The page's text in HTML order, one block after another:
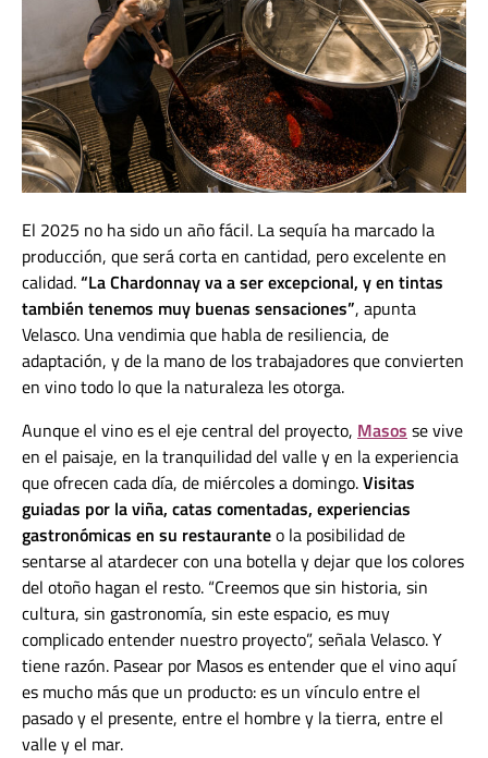
El 2025 no ha sido un año fácil. La sequía ha marcado la
producción, que será corta en cantidad, pero excelente en
calidad.“La Chardonnay va a ser excepcional, y en tintas
también tenemos muy buenas sensaciones”, apunta
Velasco. Una vendimia que habla de resiliencia, de
adaptación, y de la mano de los trabajadores que convierten
en vino todo lo que la naturaleza les otorga.
Aunque el vino es el eje central del proyecto, Masos se vive
en el paisaje, en la tranquilidad del valle y en la experiencia
que ofrecen cada día, de miércoles a domingo.Visitas
guiadas por la viña, catas comentadas, experiencias
gastronómicas en su restauranteo la posibilidad de
sentarse al atardecer con una botella y dejar que los colores
del otoño hagan el resto. “Creemos que sin historia, sin
cultura, sin gastronomía, sin este espacio, es muy
complicado entender nuestro proyecto”, señala Velasco. Y
tiene razón. Pasear por Masos es entender que el vino aquí
es mucho más que un producto: es un vínculo entre el
pasado y el presente, entre el hombre y la tierra, entre el
valle y el mar.